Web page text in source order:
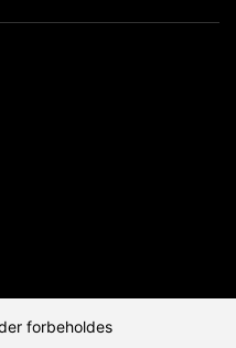
forbeholdes